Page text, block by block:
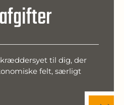
til dig, der
felt, særligt